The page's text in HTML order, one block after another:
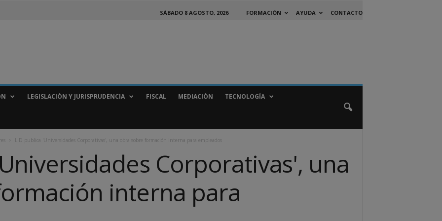
SÁBADO 8 AGOSTO, 2026 FORMACIÓN AYUDA CONTACTO
LEGISLACIÓN Y JURISPRUDENCIA FISCAL MEDIACIÓN TECNOLOGÍA
LID publica 'Universidades Corporativas', una obra sobre formación interna para empleados
Corporativas', una
interna para